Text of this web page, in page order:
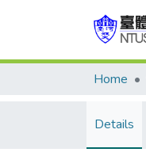
Home
Details